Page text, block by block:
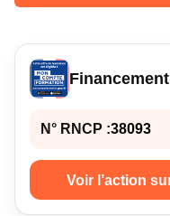
N° RNCP :38093
Voir l’action